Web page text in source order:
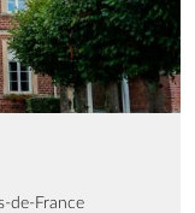
de-France